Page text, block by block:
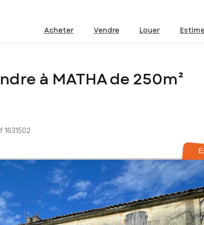
Acheter Vendre Louer
à MATHA de 250m²
1631502